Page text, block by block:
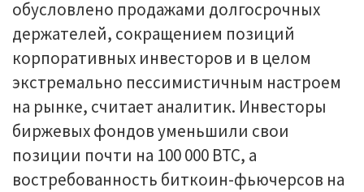
обусловлено продажами долгосрочных
держателей, сокращением позиций
корпоративных инвесторов и в целом
экстремально пессимистичным настроем
на рынке, считает аналитик. Инвесторы
биржевых фондов уменьшили свои
позиции почти на 100 000 BTC, а
востребованность биткоин-фьючерсов на